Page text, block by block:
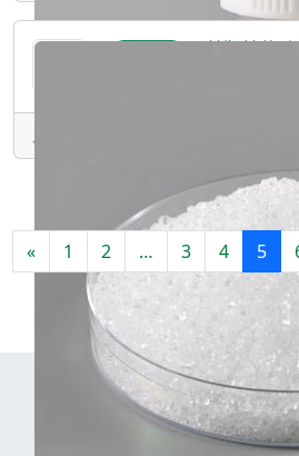
丁基羟基茴香
发表于：2024-08-06 08:18 • 江苏/南京
« 1 2 … 3 4 5